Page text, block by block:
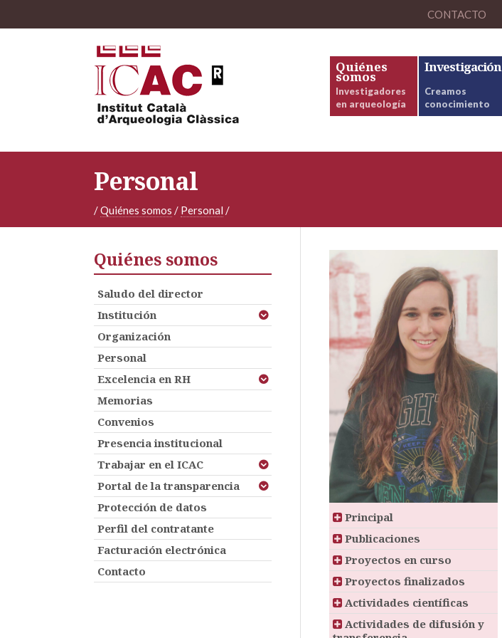
CONTACTO
Quiénes
somos
Investigadores
en arqueología
Investigación
Creamos
conocimiento
Personal
/Quiénes somos / Personal /
Principal
Publicaciones
Proyectos en curso
Proyectos finalizados
Actividades científicas
Actividades de difusión y
Quiénes somos
Saludo del director
Institución
Organización
Personal
Excelencia en RH
Memorias
Convenios
Presencia institucional
Trabajar en el ICAC
Portal de la transparencia
Protección de datos
Perfil del contratante
Facturación electrónica
Contacto